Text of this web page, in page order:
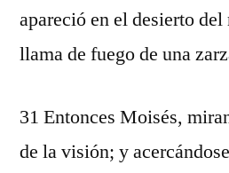
apareció en el desierto
llama de fuego de una
31 Entonces Moisés,
de la visión; y